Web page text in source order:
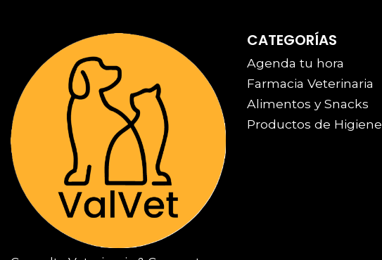
CATEGORÍAS
Agenda tu hora
Farmacia Veterinaria
Alimentos y Snacks
Productos de Higiene